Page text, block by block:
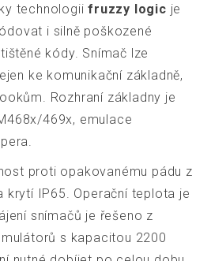
technologiifruzzy logic je
i silně poškozené
kódy. Snímač lze
ke komunikační základně,
Rozhraní základny je
469x, emulace
proti opakovanému pádu z
krytí IP65. Operační teplota je
snímačů je řešeno z
s kapacitou 2200